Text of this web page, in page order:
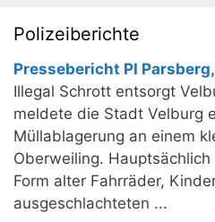
Polizeiberichte
Pressebericht PI
Illegal Schrott entsorgt
meldete die Stadt Velburg
Müllablagerung an einem
Oberweiling.
Form alter Fahrräder,
ausgeschlachteten ...